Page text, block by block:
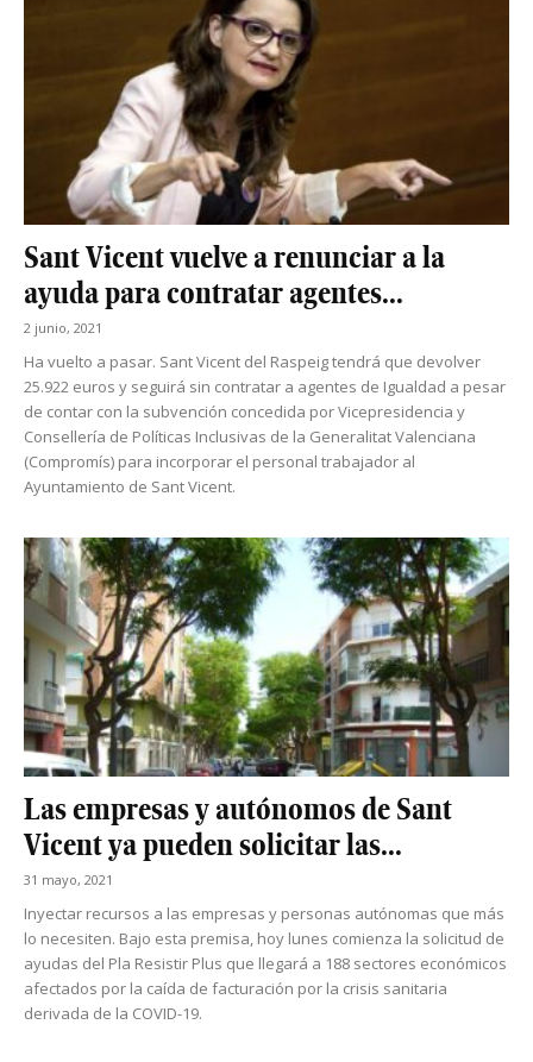
Sant Vicent vuelve a renunciar a la
ayuda para contratar agentes...
2 junio, 2021
Ha vuelto a pasar. Sant Vicent del Raspeig tendrá que devolver
25.922 euros y seguirá sin contratar a agentes de Igualdad a pesar
de contar con la subvención concedida por Vicepresidencia y
Consellería de Políticas Inclusivas de la Generalitat Valenciana
(Compromís) para incorporar el personal trabajador al
Ayuntamiento de Sant Vicent.
Las empresas y autónomos de Sant
Vicent ya pueden solicitar las...
31 mayo, 2021
Inyectar recursos a las empresas y personas autónomas que más
lo necesiten. Bajo esta premisa, hoy lunes comienza la solicitud de
ayudas del Pla Resistir Plus que llegará a 188 sectores económicos
afectados por la caída de facturación por la crisis sanitaria
derivada de la COVID-19.